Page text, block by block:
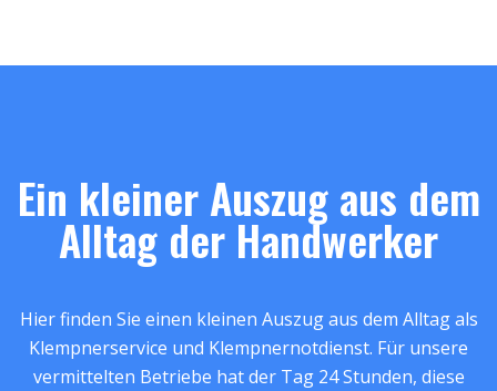
Ein kleiner Auszug aus dem
Alltag der Handwerker
Hier finden Sie einen kleinen Auszug aus dem Alltag als
Klempnerservice und Klempnernotdienst. Für unsere
vermittelten Betriebe hat der Tag 24 Stunden, diese